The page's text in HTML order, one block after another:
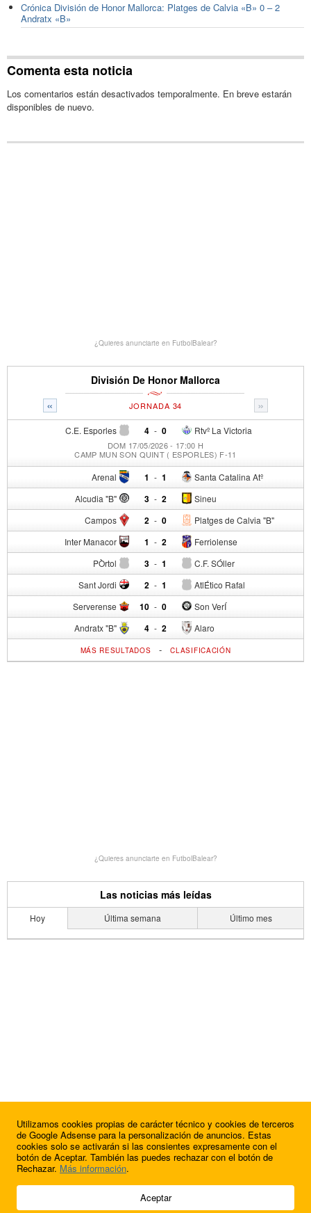
Crónica División de Honor Mallorca: Platges de Calvia «B» 0 – 2
Andratx «B»
Comenta esta noticia
Los comentarios están desactivados temporalmente. En breve estarán
disponibles de nuevo.
¿Quieres anunciarte en FutbolBalear?
División De Honor Mallorca
« »
JORNADA 34
C.E. Esporles 4 - Rtvº La Victoria
0
DOM 17/05/2026 - 17:00 H
CAMP MUN SON QUINT ( ESPORLES) F-11
Arenal 1 - Santa Catalina Atº
1
Alcudia "B" 3 - Sineu
2
Campos 2 - Platges de Calvia "B"
0
Inter Manacor 1 - Ferriolense
2
PÒrtol 3 - C.F. SÓller
1
Sant Jordi 2 - AtlÉtico Rafal
1
Serverense 10 - Son VerÍ
0
Andratx "B" 4 - Alaro
2
MÁS RESULTADOS -CLASIFICACIÓN
¿Quieres anunciarte en FutbolBalear?
Las noticias más leídas
Hoy Última semana Último mes
© 2009 - 2026 Soluciones Corporativas IP, SL.
Utilizamos cookies propias de carácter técnico y cookies de terceros
de Google Adsense para la personalización de anuncios. Estas
cookies solo se activarán si las consientes expresamente con el
botón de Aceptar. También las puedes rechazar con el botón de
Rechazar. Más información.
Aceptar